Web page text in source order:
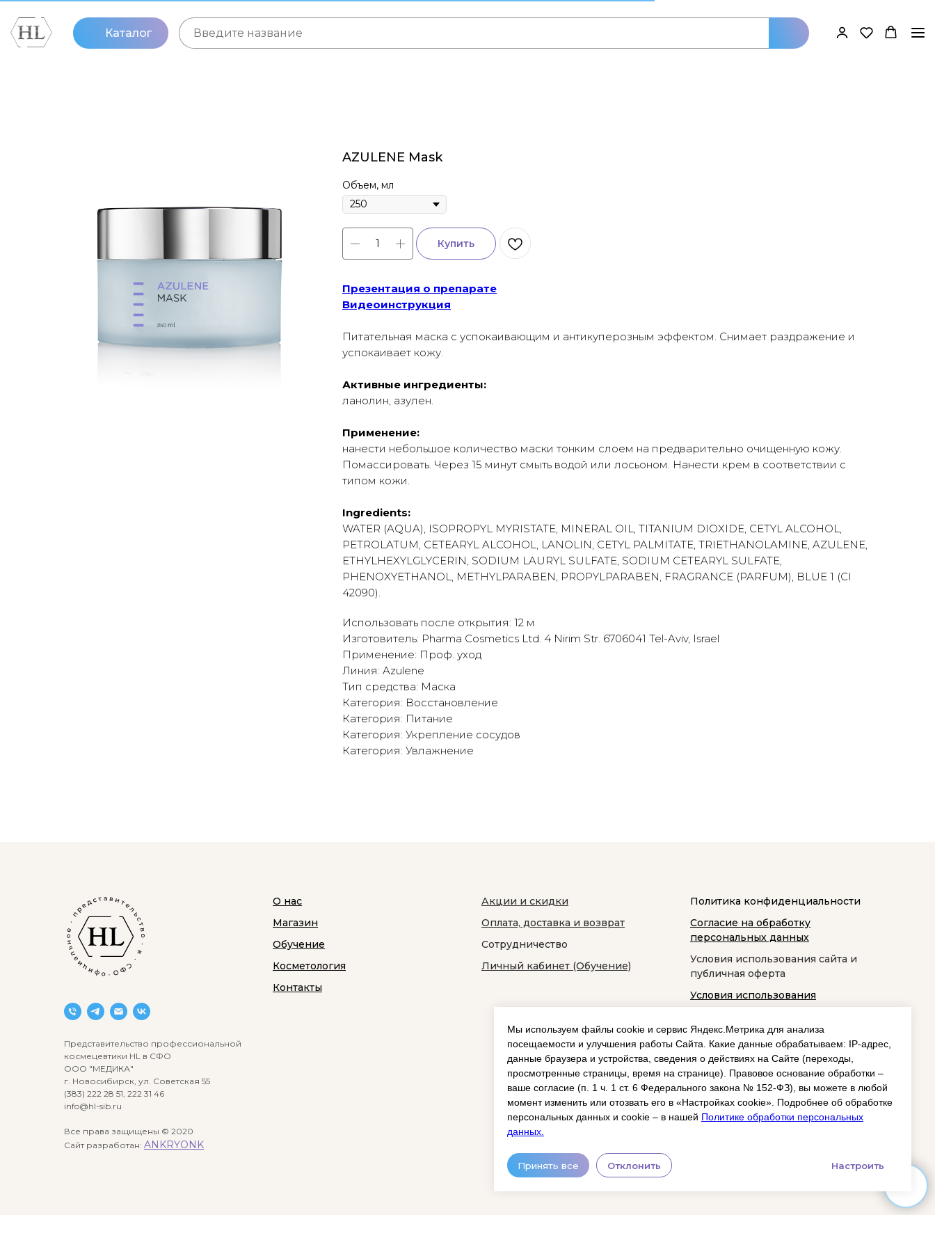
Мы используем файлы cookie и сервис Яндекс.Метрика для анализа
посещаемости и улучшения работы Сайта. Какие данные обрабатываем: IP‑адрес,
данные браузера и устройства, сведения о действиях на Сайте (переходы,
просмотренные страницы, время на странице). Правовое основание обработки –
ваше согласие (п. 1 ч. 1 ст. 6 Федерального закона № 152‑ФЗ), вы можете в любой
момент изменить или отозвать его в «Настройках cookie». Подробнее об обработке
персональных данных и cookie – в нашей Политике обработки персональных
данных.
Принять все Отклонить Настроить
Каталог
AZULENE Mask
Объем, мл
Купить
Презентация о препарате
Видеоинструкция
Питательная маска с успокаивающим и антикуперозным эффектом. Снимает раздражение и
успокаивает кожу.
Активные ингредиенты:
ланолин, азулен.
Применение:
нанести небольшое количество маски тонким слоем на предварительно очищенную кожу.
Помассировать. Через 15 минут смыть водой или лосьоном. Нанести крем в соответствии с
типом кожи.
Ingredients:
WATER (AQUA), ISOPROPYL MYRISTATE, MINERAL OIL, TITANIUM DIOXIDE, CETYL ALCOHOL,
PETROLATUM, CETEARYL ALCOHOL, LANOLIN, CETYL PALMITATE, TRIETHANOLAMINE, AZULENE,
ETHYLHEXYLGLYCERIN, SODIUM LAURYL SULFATE, SODIUM CETEARYL SULFATE,
PHENOXYETHANOL, METHYLPARABEN, PROPYLPARABEN, FRAGRANCE (PARFUM), BLUE 1 (CI
42090).
Использовать после открытия: 12 м
Изготовитель: Pharma Cosmetics Ltd. 4 Nirim Str. 6706041 Tel-Aviv, Israel
Применение: Проф. уход
Линия: Azulene
Тип средства: Маска
Категория: Восстановление
Категория: Питание
Категория: Укрепление сосудов
Категория: Увлажнение
Представительство профессиональной
космецевтики HL в СФО
ООО "МЕДИКА"
г. Новосибирск, ул. Советская 55
(383) 222 28 51, 222 31 46
info@hl-sib.ru
Все права защищены © 2020
Сайт разработан: ANKRYONK
О нас
Магазин
Обучение
Косметология
Контакты
Акции и скидки
Оплата, доставка и возврат
Сотрудничество
Личный кабинет (Обучение)
Политика конфиденциальности
Согласие на обработку
персональных данных
Условия использования сайта и
публичная оферта
Условия использования
космецевтики